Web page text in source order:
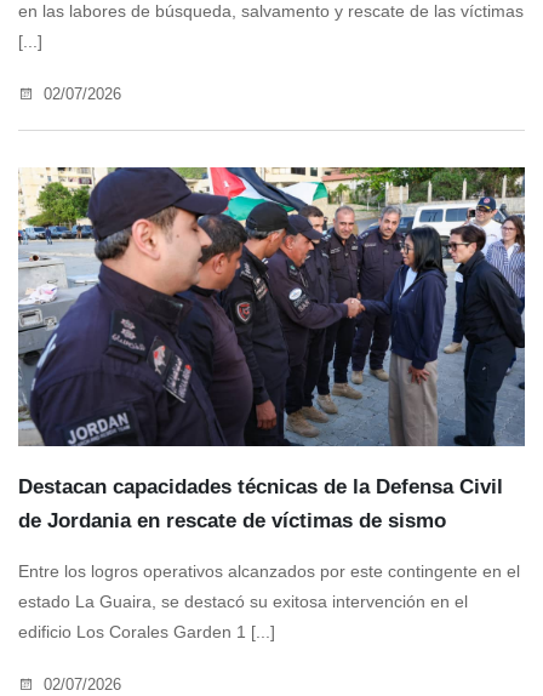
en las labores de búsqueda, salvamento y rescate de las víctimas
[...]
02/07/2026
Destacan capacidades técnicas de la Defensa Civil
de Jordania en rescate de víctimas de sismo
Entre los logros operativos alcanzados por este contingente en el
estado La Guaira, se destacó su exitosa intervención en el
edificio Los Corales Garden 1 [...]
02/07/2026